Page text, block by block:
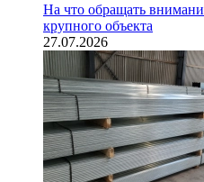
На что обращать
крупного объекта
27.07.2026